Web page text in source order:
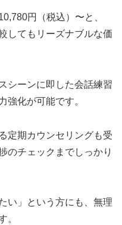
円（税込）〜と、
してもリーズナブルな価
シーンに即した会話練習
強化が可能です。
定期カウンセリングも受
のチェックまでしっかり
い」という方にも、無理
。